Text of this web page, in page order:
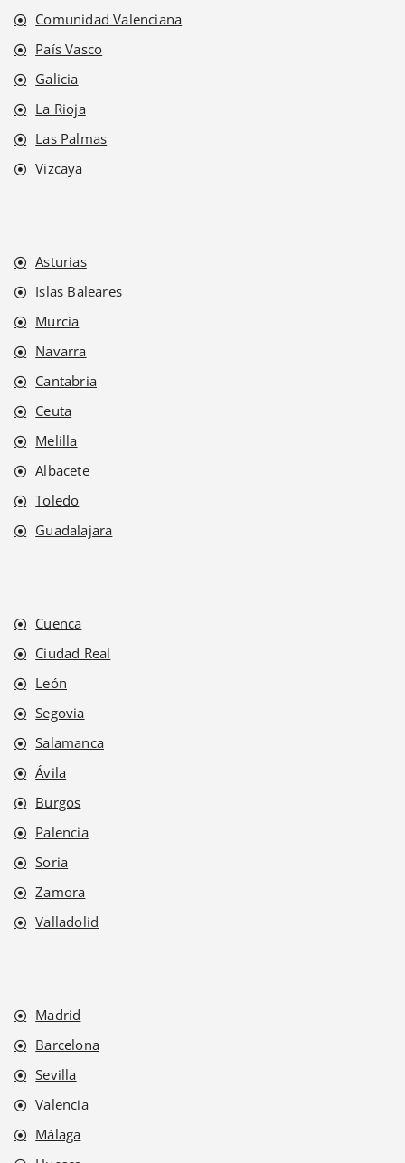
Comunidad Valenciana
País Vasco
Galicia
La Rioja
Las Palmas
Vizcaya
Asturias
Islas Baleares
Murcia
Navarra
Cantabria
Ceuta
Melilla
Albacete
Toledo
Guadalajara
Cuenca
Ciudad Real
León
Segovia
Salamanca
Ávila
Burgos
Palencia
Soria
Zamora
Valladolid
Madrid
Barcelona
Sevilla
Valencia
Málaga